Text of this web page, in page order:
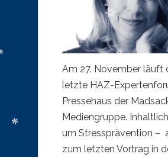
Am 27. November läuft
letzte HAZ-
Pressehaus der
Mediengruppe.
um Stressprävention –
zum letzten Vortrag in